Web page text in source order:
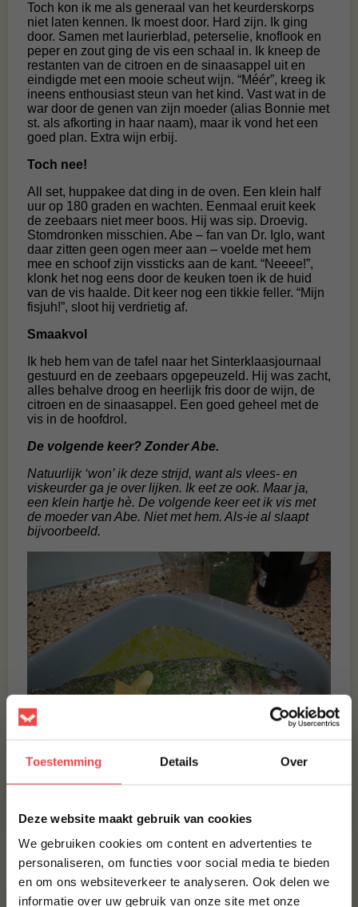
Toestemming Details Over
Deze website maakt gebruik van cookies
We gebruiken cookies om content en advertenties te
personaliseren, om functies voor social media te bieden
en om ons websiteverkeer te analyseren. Ook delen we
informatie over uw gebruik van onze site met onze
Toch kon ik me als generaal van het keurderskorps
niet laten kennen. Ik moest door. Hard zijn. Ik ging
door. Samen met laurierblad, peterselie, knoflook en
peper en zout ging de vis een schaal in. Ik kneep de
restanten van de citroen en de sinaasappel uit en
eindigde met een mooie scheut wijn. “Méér”, kreeg ik
ineens enthousiast steun van het kind. Vast wat in de
war door de genen van zijn moeder (alias Bonnie met
st. als afkorting in haar naam), maar ik vond het een
goed plan. Extra wijn erbij.
Toch nee!
All set, huppakee dat ding in de oven. Een klein half
uur op 180 graden en wachten. Eenmaal eruit keek
de zeebaars niet meer boos. Hij was sip. Droevig.
Stomdronken misschien. Abe – fan van Dr. Iglo, want
daar zitten geen ogen meer aan – voelde met hem
mee en schoof zijn vissticks aan de kant. “Neeee!”,
klonk het nog eens door de keuken toen ik de huid
van de vis haalde. Dit keer nog een tikkie feller. “Mijn
fisjuh!”, sloot hij verdrietig af.
Smaakvol
Ik heb hem van de tafel naar het Sinterklaasjournaal
gestuurd en de zeebaars opgepeuzeld. Hij was zacht,
alles behalve droog en heerlijk fris door de wijn, de
citroen en de sinaasappel. Een goed geheel met de
vis in de hoofdrol.
De volgende keer? Zonder Abe.
Natuurlijk ‘won’ ik deze strijd, want als vlees- en
viskeurder ga je over lijken. Ik eet ze ook. Maar ja,
een klein hartje hè. De volgende keer eet ik vis met
de moeder van Abe. Niet met hem. Als-ie al slaapt
bijvoorbeeld.
GERELATEERDE PRODUCTEN
10% korting op je
eerste bestelling*